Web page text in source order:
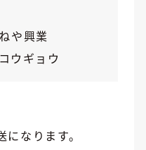
や興業
ウギョウ
なります。